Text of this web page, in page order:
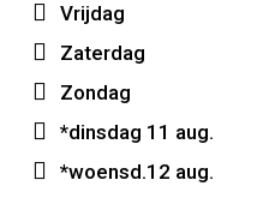
Vrijdag
Zaterdag
Zondag
*dinsdag 11 aug.
*woensd.12 aug.